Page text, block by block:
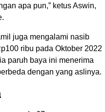
apa pun,” ketus Aswin,
juga mengalami nasib
ribu pada Oktober 2022
paruh baya ini menerima
dengan yang aslinya.